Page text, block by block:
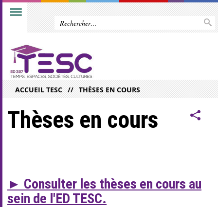
ACCUEIL TESC THÈSES EN COURS
Thèses en cours
► Consulter les thèses en cours au
sein de l'ED TESC.